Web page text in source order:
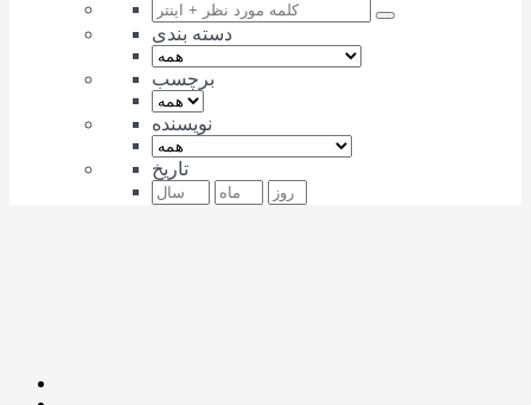
دسته بندی
برچسب
نویسنده
تاریخ